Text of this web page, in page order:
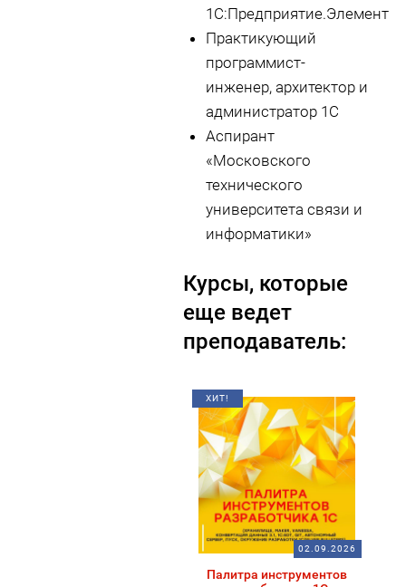
1С:Предприятие.Элемент
Практикующий
программист-
инженер, архитектор и
администратор 1С
Аспирант
«Московского
технического
университета связи и
информатики»
Курсы, которые
еще ведет
преподаватель:
ХИТ!
02.09.2026
Палитра инструментов